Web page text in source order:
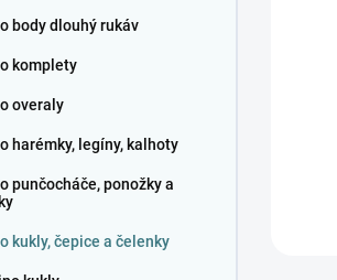
body dlouhý rukáv
komplety
overaly
harémky, legíny, kalhoty
punčocháče, ponožky a
kukly, čepice a čelenky